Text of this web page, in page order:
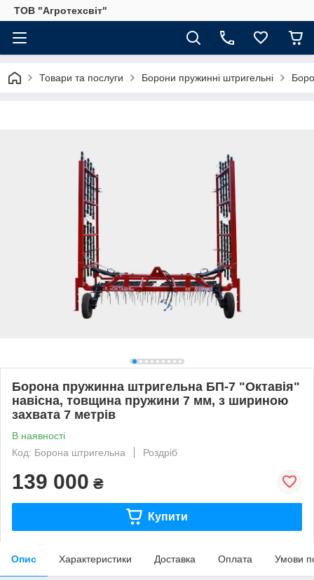
ТОВ "Агротехсвіт"
Товари та послуги Борони пружинні штригельні
Борона пружинна штригельна БП-7 "Октавія"
навісна, товщина пружини 7 мм, з шириною
захвата 7 метрів
В наявності
Код: Борона штригельна
Роздріб
139 000 ₴
Купити
Опис Характеристики Доставка Оплата Умови